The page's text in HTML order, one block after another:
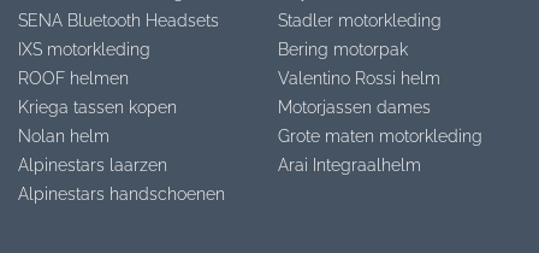
SENA Bluetooth Headsets
IXS motorkleding
ROOF helmen
Kriega tassen kopen
Nolan helm
Alpinestars laarzen
Alpinestars handschoenen
Stadler motorkleding
Bering motorpak
Valentino Rossi helm
Motorjassen dames
Grote maten motorkleding
Arai Integraalhelm